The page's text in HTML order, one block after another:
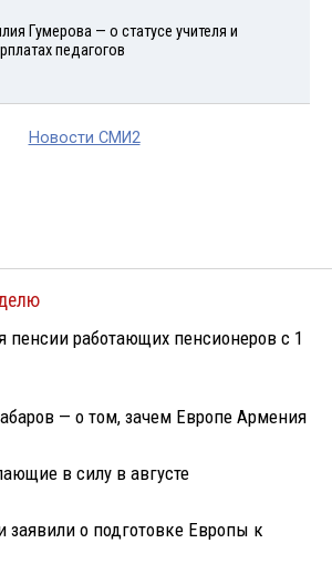
Гумерова — о статусе учителя и
педагогов
Новости СМИ2
пенсии работающих пенсионеров с 1
— о том, зачем Европе Армения
в силу в августе
о подготовке Европы к